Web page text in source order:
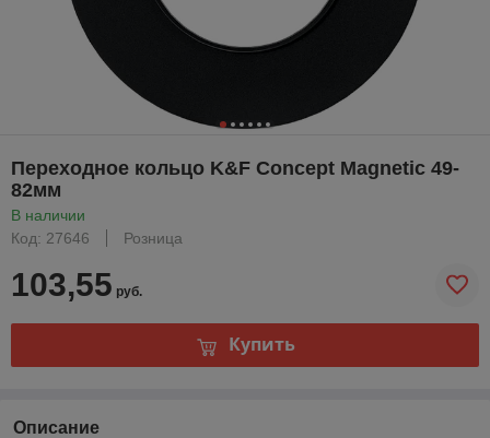
Переходное кольцо K&F Concept Magnetic 49-
82мм
В наличии
Код: 27646
Розница
103,55 руб.
Купить
Описание